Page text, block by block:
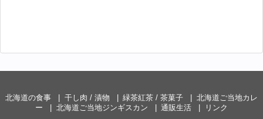
北海道の食事 干し肉 / 漬物 緑茶紅茶 / 茶菓子
北海道ご当地カレ
ー
北海道ご当地ジンギスカン 通販生活 リンク